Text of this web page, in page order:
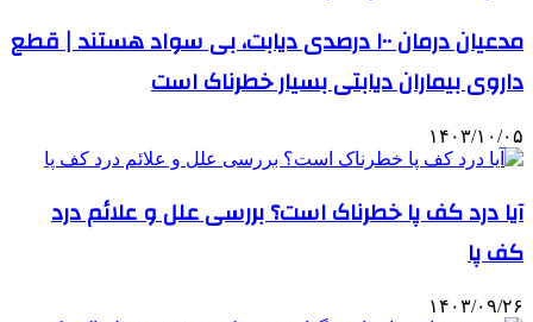
مدعیان درمان ۱۰۰ درصدی دیابت، بی سواد هستند | قطع
داروی بیماران دیابتی بسیار خطرناک است
۱۴۰۳/۱۰/۰۵
آیا درد کف پا خطرناک است؟ بررسی علل و علائم درد
کف پا
۱۴۰۳/۰۹/۲۶